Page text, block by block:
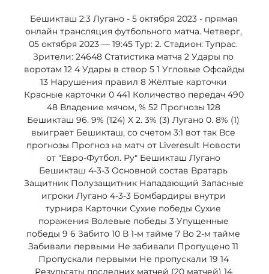
Бешикташ 2:3 Лугано - 5 октября 2023 - прямая
онлайн трансляция футбольного матча. Четверг,
05 октября 2023 — 19:45 Тур: 2. Стадион: Тупрас.
Зрители: 24648 Статистика матча 2 Удары по
воротам 12 4 Удары в створ 5 1 Угловые Офсайды
13 Нарушения правил 8 Жёлтые карточки
Красные карточки 0 441 Количество передач 490
48 Владение мячом, % 52 Прогнозы 128
Бешикташ 96. 9% (124) X 2. 3% (3) Лугано 0. 8% (1)
выиграет Бешикташ, со счетом 3:1 вот так Все
прогнозы Прогноз на матч от Liveresult Новости
от "Евро-Футбол. Ру" Бешикташ Лугано
Бешикташ 4-3-3 Основной состав Вратарь
Защитник Полузащитник Нападающий Запасные
игроки Лугано 4-3-3 Бомбардиры внутри
турнира Карточки Сухие победы Сухие
поражения Волевые победы 3 Упущенные
победы 9 6 Забито 10 В 1-м тайме 7 Во 2-м тайме
Забивали первыми Не забивали Пропущено 11
Пропускали первыми Не пропускали 19 14
Результаты последних матчей (20 матчей) 14